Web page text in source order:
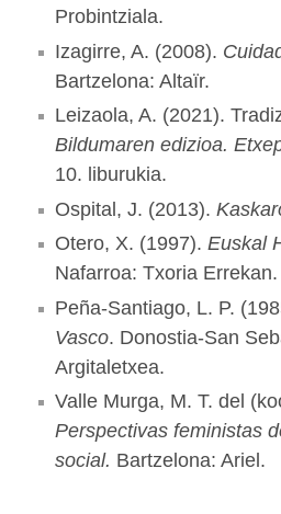
Probintziala.
Izagirre, A. (2008).
Bartzelona: Altaïr.
Leizaola, A. (2021).
Bildumaren edizioa.
10. liburukia.
Ospital, J. (2013).
Otero, X. (1997). Euskal
Nafarroa: Txoria Errekan.
Peña-Santiago, L. P.
Vasco. Donostia-San
Argitaletxea.
Valle Murga, M. T. del
Perspectivas feministas
social. Bartzelona: Ariel.